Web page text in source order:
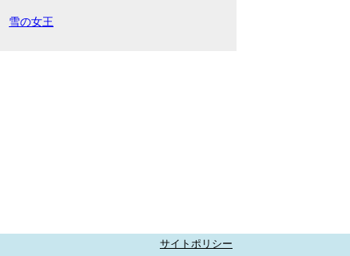
雪の女王
サイトポリシー